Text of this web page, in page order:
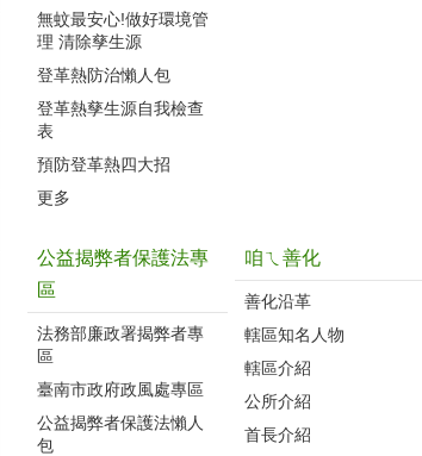
無蚊最安心!做好環境管
理 清除孳生源
登革熱防治懶人包
登革熱孳生源自我檢查
表
預防登革熱四大招
更多
公益揭弊者保護法專
區
法務部廉政署揭弊者專
區
臺南市政府政風處專區
公益揭弊者保護法懶人
包
咱ㄟ善化
善化沿革‭
轄區知名人物‭
轄區介紹
公所介紹
首長介紹